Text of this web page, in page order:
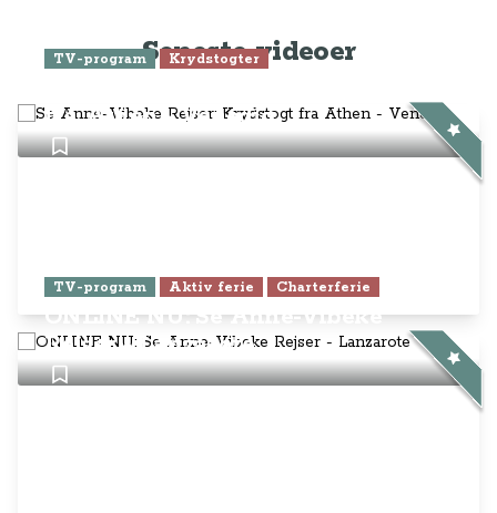
Seneste videoer
TV-program Krydstogter
fra Athen - Venedig
TV-program Aktiv ferie Charterferie
ONLINE NU: Se Anne-Vibeke
Rejser - Lanzarote